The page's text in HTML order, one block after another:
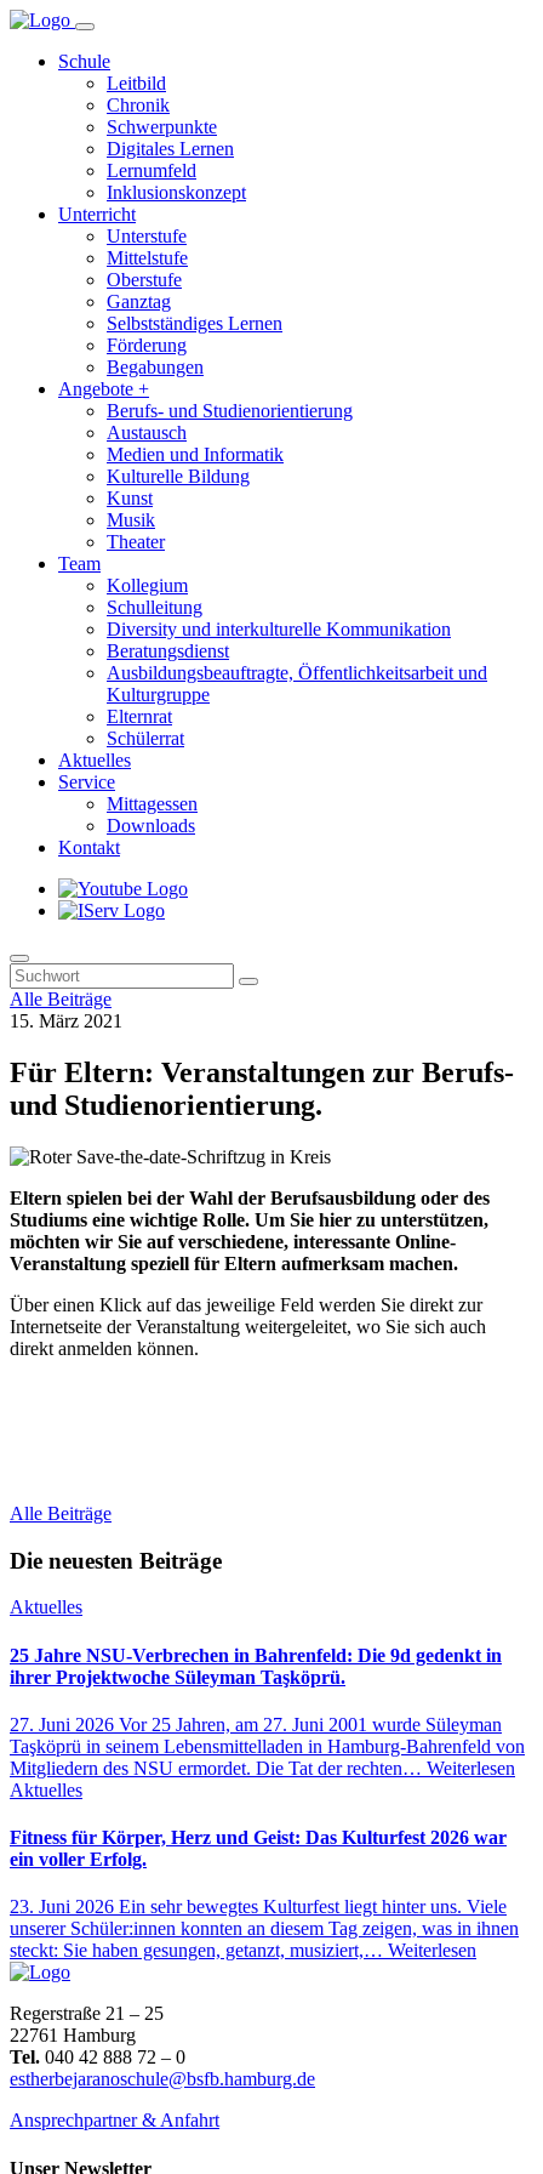
Schule
Leitbild
Chronik
Schwerpunkte
Digitales Lernen
Lernumfeld
Inklusionskonzept
Unterricht
Unterstufe
Mittelstufe
Oberstufe
Ganztag
Selbstständiges Lernen
Förderung
Begabungen
Angebote +
Berufs- und Studienorientierung
Austausch
Medien und Informatik
Kulturelle Bildung
Kunst
Musik
Theater
Team
Kollegium
Schulleitung
Diversity und interkulturelle Kommunikation
Beratungsdienst
Ausbildungsbeauftragte, Öffentlichkeitsarbeit und
Kulturgruppe
Elternrat
Schülerrat
Aktuelles
Service
Mittagessen
Downloads
Kontakt
Alle Beiträge
15. März 2021
Für Eltern: Veranstaltungen zur Berufs-
und Studienorientierung.
Eltern spielen bei der Wahl der Berufsausbildung oder des
Studiums eine wichtige Rolle. Um Sie hier zu unterstützen,
möchten wir Sie auf verschiedene, interessante Online-
Veranstaltung speziell für Eltern aufmerksam machen.
Über einen Klick auf das jeweilige Feld werden Sie direkt zur
Internetseite der Veranstaltung weitergeleitet, wo Sie sich auch
direkt anmelden können.
Alle Beiträge
Die neuesten Beiträge
Aktuelles
25 Jahre NSU-Verbrechen in Bahrenfeld: Die 9d gedenkt in
ihrer Projektwoche Süleyman Taşköprü.
27. Juni 2026 Vor 25 Jahren, am 27. Juni 2001 wurde Süleyman
Taşköprü in seinem Lebensmittelladen in Hamburg-Bahrenfeld von
Mitgliedern des NSU ermordet. Die Tat der rechten… Weiterlesen
Aktuelles
Fitness für Körper, Herz und Geist: Das Kulturfest 2026 war
ein voller Erfolg.
23. Juni 2026 Ein sehr bewegtes Kulturfest liegt hinter uns. Viele
unserer Schüler:innen konnten an diesem Tag zeigen, was in ihnen
steckt: Sie haben gesungen, getanzt, musiziert,… Weiterlesen
Regerstraße 21 – 25
22761 Hamburg
Tel. 040 42 888 72 – 0
estherbejaranoschule@bsfb.hamburg.de
Ansprechpartner & Anfahrt
Unser Newsletter